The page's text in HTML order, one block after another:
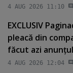
4 AUG 2026 11:10
EXCLUSIV
pleacă din
făcut azi anunţul
4 AUG 2026 12:04